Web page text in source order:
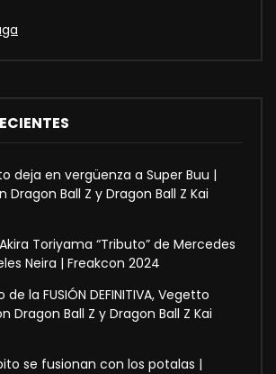
deja en vergüenza a Super Buu |
Ball Z y Dragon Ball Z Kai
Toriyama “Tributo” de Mercedes
Neira | Freakcon 2024
la FUSIÓN DEFINITIVA, Vegetto
Dragon Ball Z y Dragon Ball Z Kai
se fusionan con los potalas |